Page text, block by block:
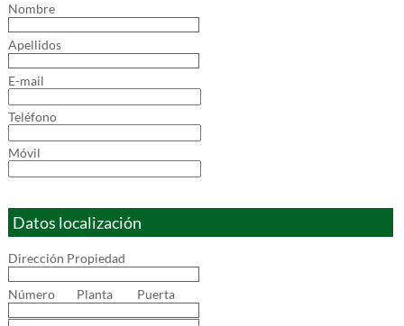
Nombre
Apellidos
E-mail
Teléfono
Móvil
Datos localización
Dirección Propiedad
Número Planta Puerta